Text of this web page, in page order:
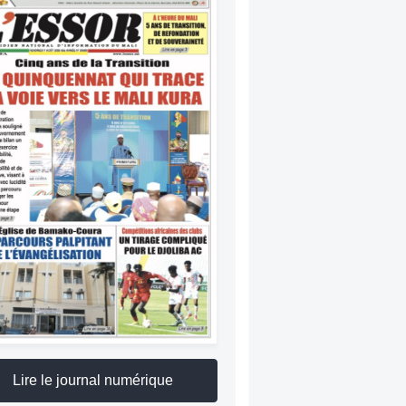
Lire le journal numérique